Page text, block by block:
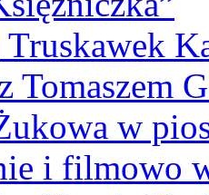
Tomaszem
w
i filmowo